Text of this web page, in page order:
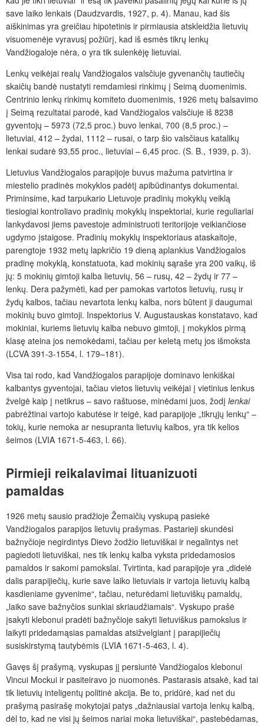
save laiko lenkais (Daudzvardis, 1927, p. 4). Manau, kad šis
aiškinimas yra greičiau hipotetinis ir pirmiausia atskleidžia lietuvių
visuomenėje vyravusį požiūrį, kad iš esmės tikrų lenkų
Vandžiogaloje nėra, o yra tik sulenkėję lietuviai.
Lenkų veikėjai realų Vandžiogalos valsčiuje gyvenančių tautiečių
skaičių bandė nustatyti remdamiesi rinkimų į Seimą duomenimis.
Centrinio lenkų rinkimų komiteto duomenimis, 1926 metų balsavimo
į Seimą rezultatai parodė, kad Vandžiogalos valsčiuje iš 8238
gyventojų – 5973 (72,5 proc.) buvo lenkai, 700 (8,5 proc.) –
lietuviai, 412 – žydai, 1112 – rusai, o tarp šio valsčiaus katalikų
lenkai sudarė 93,55 proc., lietuviai – 6,45 proc. (S. B., 1939, p. 3).
Lietuvius Vandžiogalos parapijoje buvus mažuma patvirtina ir
miestelio pradinės mokyklos padėtį apibūdinantys dokumentai.
Priminsime, kad tarpukario Lietuvoje pradinių mokyklų veiklą
tiesiogiai kontroliavo pradinių mokyklų inspektoriai, kurie reguliariai
lankydavosi jiems pavestoje administruoti teritorijoje veikiančiose
ugdymo įstaigose. Pradinių mokyklų inspektoriaus ataskaitoje,
parengtoje 1932 metų lapkričio 19 dieną aplankius Vandžiogalos
pradinę mokyklą, konstatuota, kad mokinių sąraše yra 200 vaikų, iš
jų: 5 mokinių gimtoji kalba lietuvių, 56 – rusų, 42 – žydų ir 77 –
lenkų. Dera pažymėti, kad per pamokas vartotos lietuvių, rusų ir
žydų kalbos, tačiau nevartota lenkų kalba, nors būtent ji daugumai
mokinių buvo gimtoji. Inspektorius V. Augustauskas konstatavo, kad
mokiniai, kuriems lietuvių kalba nebuvo gimtoji, į mokyklos pirmą
klasę ateina jos nemokėdami, tačiau per keletą metų jos išmoksta
(LCVA 391-3-1554, l. 179–181).
Visa tai rodo, kad Vandžiogalos parapijoje dominavo lenkiškai
kalbantys gyventojai, tačiau vietos lietuvių veikėjai į vietinius lenkus
žvelgė kaip į netikrus – savo raštuose, minėdami juos, žodį lenkai
pabrėžtinai vartojo kabutėse ir teigė, kad parapijoje „tikrųjų lenkų“ –
tokių, kurie nemoka ar nesupranta lietuvių kalbos, yra tik kelios
šeimos (LVIA 1671-5-463, l. 66).
Pirmieji reikalavimai lituanizuoti
pamaldas
1926 metų sausio pradžioje Žemaičių vyskupą pasiekė
Vandžiogalos parapijos lietuvių prašymas. Pastarieji skundėsi
bažnyčioje negirdintys Dievo žodžio lietuviškai ir negalintys net
pagiedoti lietuviškai, nes tik lenkų kalba vyksta pridedamosios
pamaldos ir sakomi pamokslai. Tvirtinta, kad parapijoje yra „didelė
dalis parapijiečių, kurie save laiko lietuviais ir vartoja lietuvių kalbą
kasdieniame gyvenime“, tačiau, neturėdami lietuviškų pamaldų,
„laiko save bažnyčios sunkiai skriaudžiamais“. Vyskupo prašė
įsakyti klebonui pradėti bažnyčioje sakyti lietuviškus pamokslus ir
laikyti pridedamąsias pamaldas atsižvelgiant į parapijiečių
susiskirstymą tautybėmis (LVIA 1671-5-463, l. 4).
Gavęs šį prašymą, vyskupas jį persiuntė Vandžiogalos klebonui
Vincui Mockui ir pasiteiravo jo nuomonės. Pastarasis atsakė, kad tai
tik lietuvių inteligentų politinė akcija. Be to, pridūrė, kad net du
prašymą pasirašę mokytojai patys „dažniausiai vartoja lenkų kalbą,
dėl to, kad ne visi jų šeimos nariai moka lietuviškai“, pastebėdamas,